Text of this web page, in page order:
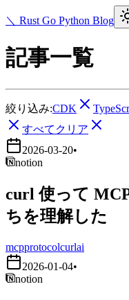
＼ Rust Go Python Blog
記事一覧
絞り込み:CDK
すべてクリア
2026-03-20•
notion
curl 使って
ちを理解した
mcpprotocolcurlai
2026-01-04•
notion